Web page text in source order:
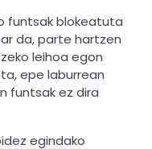
funtsak blokeatuta
da, parte hartzen
leihoa egon
epe laburrean
funtsak ez dira
egindako